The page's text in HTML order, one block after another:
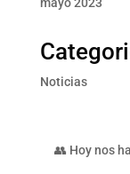
Noticias
👥 Hoy nos